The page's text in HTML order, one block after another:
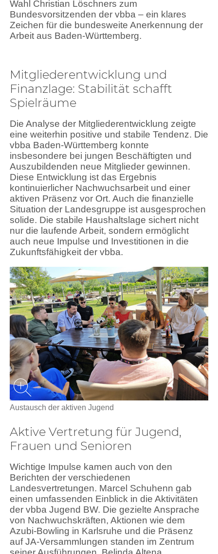
Wahl Christian Löschners zum
Bundesvorsitzenden der vbba – ein klares
Zeichen für die bundesweite Anerkennung der
Arbeit aus Baden-Württemberg.
Mitgliederentwicklung und
Finanzlage: Stabilität schafft
Spielräume
Die Analyse der Mitgliederentwicklung zeigte
eine weiterhin positive und stabile Tendenz. Die
vbba Baden-Württemberg konnte
insbesondere bei jungen Beschäftigten und
Auszubildenden neue Mitglieder gewinnen.
Diese Entwicklung ist das Ergebnis
kontinuierlicher Nachwuchsarbeit und einer
aktiven Präsenz vor Ort. Auch die finanzielle
Situation der Landesgruppe ist ausgesprochen
solide. Die stabile Haushaltslage sichert nicht
nur die laufende Arbeit, sondern ermöglicht
auch neue Impulse und Investitionen in die
Zukunftsfähigkeit der vbba.
Austausch der aktiven Jugend
Aktive Vertretung für Jugend,
Frauen und Senioren
Wichtige Impulse kamen auch von den
Berichten der verschiedenen
Landesvertretungen. Marcel Schuhenn gab
einen umfassenden Einblick in die Aktivitäten
der vbba Jugend BW. Die gezielte Ansprache
von Nachwuchskräften, Aktionen wie dem
Azubi-Bowling in Karlsruhe und die Präsenz
auf JA-Versammlungen standen im Zentrum